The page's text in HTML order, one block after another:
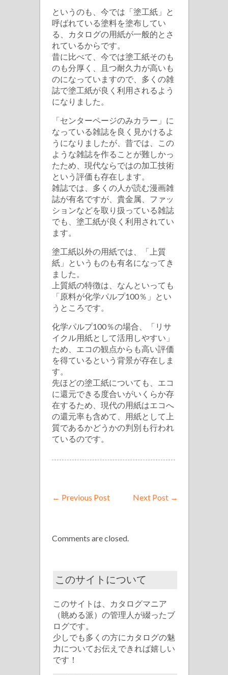
というのも、今では「塗工紙」と
呼ばれている塗料を塗布してい
る、カタログの用紙が一般的とさ
れているからです。
昔に比べて、今では塗工紙そのも
のも分厚く、且つ耐久力が高いも
のになっていますので、多くの雑
誌で塗工紙が良く利用されるよう
になりました。
「センターページのみカラー」に
なっている雑誌を良く見かけるよ
うになりましたが、昔では、この
ような雑誌を作ることが難しかっ
たため、現代ならではの加工技術
という評価も存在します。
雑誌では、多くの人が読む漫画雑
誌が有名ですが、貴金属、ファッ
ションなどを取り扱っている雑誌
でも、塗工紙が良く利用されてい
ます。
塗工紙以外の用紙では、「上質
紙」というものも有名になってき
ました。
上質紙の特徴は、なんといっても
「原料が化学パルプ100％」とい
うところです。
化学パルプ100％の場合、「リサ
イクル用紙として活用しやすい」
ため、エコの観点からも高い評価
を得ているという背景が存在しま
す。
先ほどの塗工紙についても、エコ
に還元できる度合いがいくらか存
在するため、現代の用紙はエコへ
の還元率も含めて、用紙として上
質であるかどうかの判別も行われ
ているのです。
← Previous Post Next Post →
Comments are closed.
このサイトについて
このサイトは、カタログマニア
（眺める派）の管理人が綴ったブ
ログです。
少しでも多くの方にカタログの魅
力についてお伝えできれば嬉しい
です！